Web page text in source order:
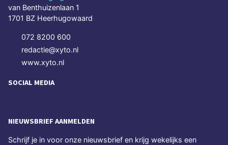
van Benthuizenlaan 1
1701 BZ Heerhugowaard
072 8200 600
redactie@xyto.nl
www.xyto.nl
SOCIAL MEDIA
NIEUWSBRIEF AANMELDEN
Schrijf je in voor onze nieuwsbrief en krijg wekelijks een